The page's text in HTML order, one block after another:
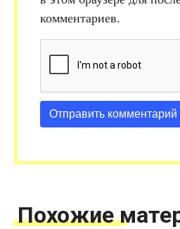
комментариев.
Похожие